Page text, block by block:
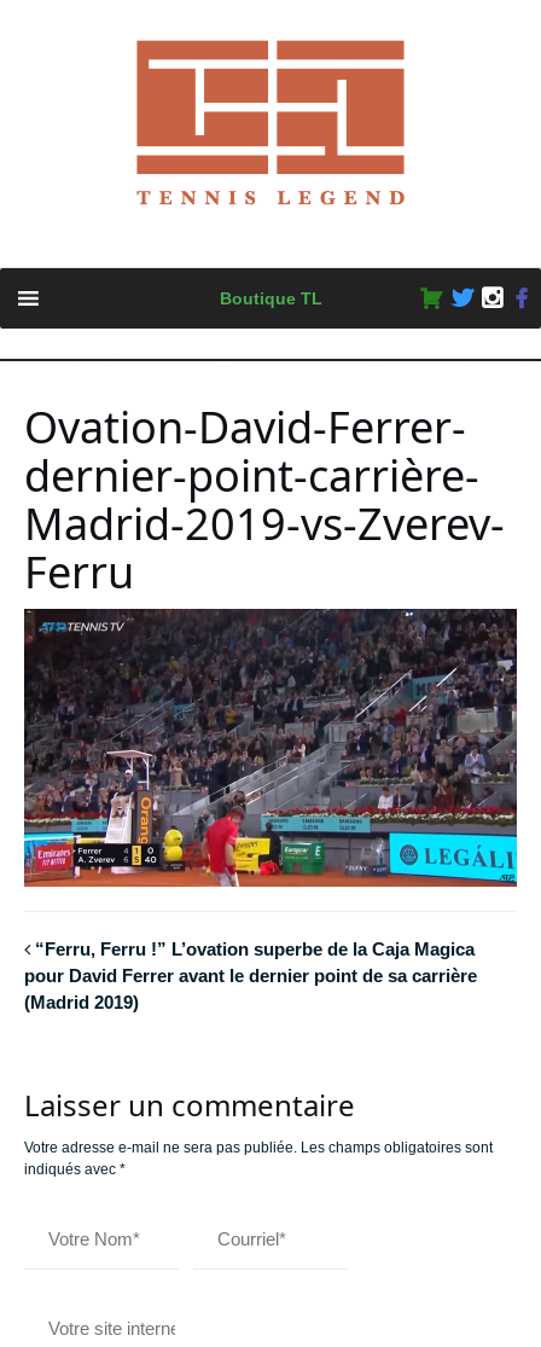
content
Boutique TL
Ovation-David-Ferrer-
dernier-point-carrière-
Madrid-2019-vs-Zverev-
Ferru
“Ferru, Ferru !” L’ovation superbe de la Caja Magica
pour David Ferrer avant le dernier point de sa carrière
(Madrid 2019)
Laisser un commentaire
Votre adresse e-mail ne sera pas publiée. Les champs obligatoires sont
indiqués avec *